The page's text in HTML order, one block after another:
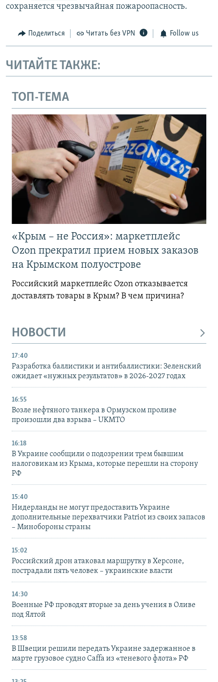
сохраняется чрезвычайная пожароопасность.
Поделиться Читать без VPN Follow us
ЧИТАЙТЕ ТАКЖЕ:
ТОП-ТЕМА
«Крым – не Россия»: маркетплейс
Ozon прекратил прием новых заказов
на Крымском полуострове
Российский маркетплейс Ozon отказывается
доставлять товары в Крым? В чем причина?
НОВОСТИ
17:40
Разработка баллистики и антибаллистики: Зеленский
ожидает «нужных результатов» в 2026-2027 годах
16:55
Возле нефтяного танкера в Ормузском проливе
произошли два взрыва – UKMTO
16:18
В Украине сообщили о подозрении трем бывшим
налоговикам из Крыма, которые перешли на сторону
РФ
15:40
Нидерланды не могут предоставить Украине
дополнительные перехватчики Patriot из своих запасов
– Минобороны страны
15:02
Российский дрон атаковал маршрутку в Херсоне,
пострадали пять человек – украинские власти
14:30
Военные РФ проводят вторые за день учения в Оливе
под Ялтой
13:58
В Швеции решили передать Украине задержанное в
марте грузовое судно Caffa из «теневого флота» РФ